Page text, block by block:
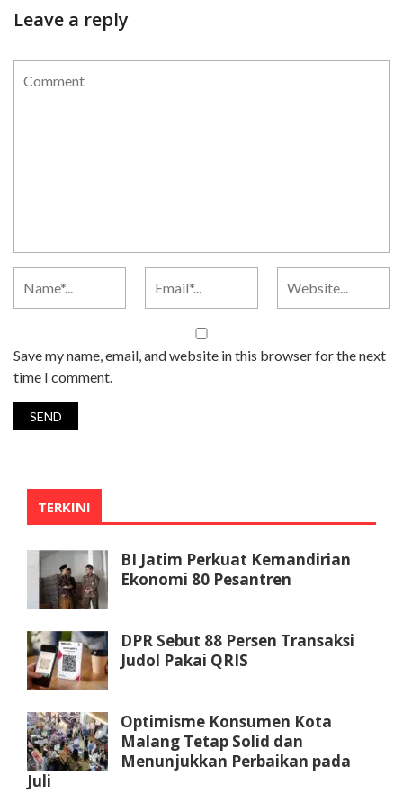
Leave a reply
Save my name, email, and website in this browser for the next
time I comment.
TERKINI
BI Jatim Perkuat Kemandirian
Ekonomi 80 Pesantren
DPR Sebut 88 Persen Transaksi
Judol Pakai QRIS
Optimisme Konsumen Kota
Malang Tetap Solid dan
Menunjukkan Perbaikan pada
Juli